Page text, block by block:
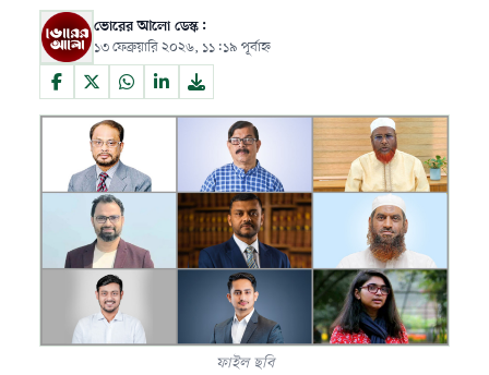
ভোরের আলো ডেস্ক:
১৩ ফেব্রুয়ারি ২০২৬, ১১:১৯ পূর্বাহ্ন
ফাইল ছবি